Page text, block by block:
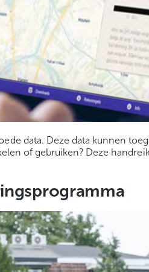
data. Deze data kunnen
of gebruiken? Deze